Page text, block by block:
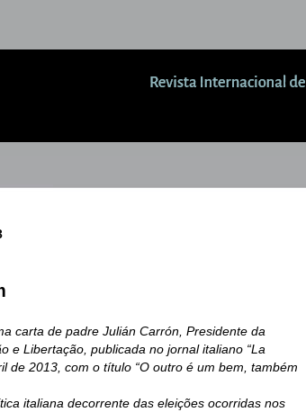
carta de padre Julián Carrón, Presidente da
e Libertação, publicada no jornal italiano “La
de 2013, com o título “O outro é um bem, também
italiana decorrente das eleições ocorridas nos